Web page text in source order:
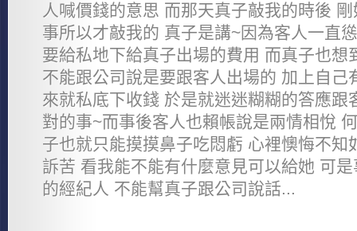
人喊價錢的意思 而那天真子敲我的時後
事所以才敲我的 真子是講~因為客人一直
要給私地下給真子出場的費用 而真子也想
不能跟公司說是要跟客人出場的 加上自己
來就私底下收錢 於是就迷迷糊糊的答應跟
對的事~而事後客人也賴帳說是兩情相悅
子也就只能摸摸鼻子吃悶虧 心裡懊悔不知
訴苦 看我能不能有什麼意見可以給她 可
的經紀人 不能幫真子跟公司說話...